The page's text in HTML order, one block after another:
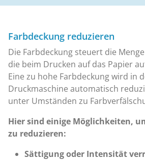
Farbdeckung reduzieren
Die Farbdeckung steuert die
die beim Drucken auf das Papier
Eine zu hohe Farbdeckung wird in
Druckmaschine automatisch
unter Umständen zu
Hier sind einige Möglichkeiten,
zu reduzieren:
Sättigung oder Intensität